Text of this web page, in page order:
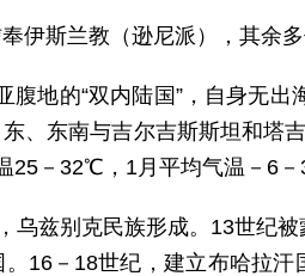
伊斯兰教（逊尼派），其余多
腹地的“双内陆国”，自身无
、东南与吉尔吉斯斯坦和塔
25－32℃，1月平均气温－6－
乌兹别克民族形成。13世纪
16－18世纪，建立布哈拉